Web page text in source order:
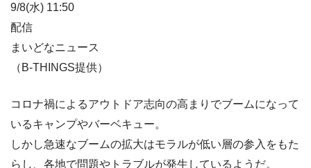
9/8(水) 11:50
配信
まいどなニュース
（B-THINGS提供）
コロナ禍によるアウトドア志向の高まりでブームになって
いるキャンプやバーベキュー。
しかし急速なブームの拡大はモラルが低い層の参入をもた
らし、各地で問題やトラブルが発生しているようだ。